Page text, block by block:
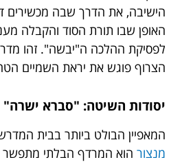
הישיבה, את הדרך שבה מכשירים
האופן שבו תורת הסוד והקבלה
לפסיקת ההלכה ה"יבשה". זהו
הצרוף פוגש את יראת השמיים
יסודות השיטה: "סברא ישרה"
המאפיין הבולט ביותר בבית
מנצור הוא המרדף הבלתי